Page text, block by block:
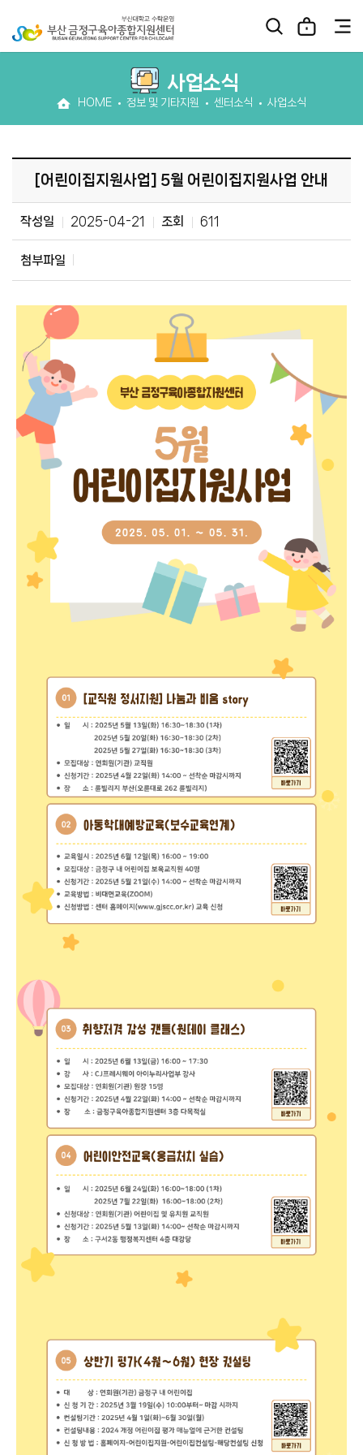
사업소식
HOME 정보 및 기타지원 센터소식 사업소식
[어린이집지원사업] 5월 어린이집지원사업 안내
작성일 2025-04-21 조회 611
첨부파일